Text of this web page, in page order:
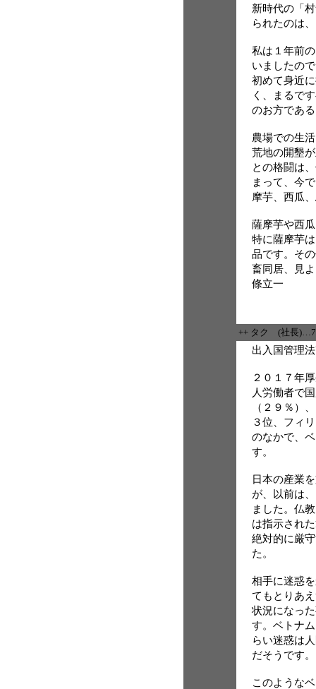
新時代の「
られたのは
私は１年前
いましたの
初めて身近
く、まるで
のお方であ
農場での生
荒地の開墾
との格闘は
まって、今
摩芋、西瓜
薩摩芋や西
特に薩摩芋
品です。そ
畜同居、見
條立一
++ タク (社長
出入国管理
２０１７年
人労働者で
（２９％）
３位、フィ
のなかで、
す。
日本の産業
が、以前は
ました。仏
は指示され
絶対的に厳
た。
相手に迷惑
てもとりあ
状況になっ
す。ベトナ
らい迷惑は
だそうです。
このような